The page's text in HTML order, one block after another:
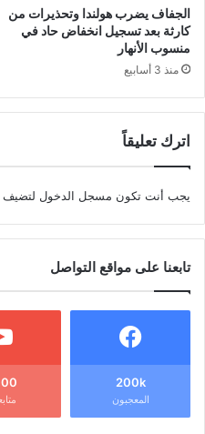
الجفاف يضرب هولندا وتحذيرات من
كارثة بعد تسجيل انخفاض حاد في
منسوب الأنهار
منذ 3 أسابيع
اترك تعليقاً
يجب أنت تكون مسجل الدخول لتضيف
تابعنا على مواقع التواصل
200k
المعجبون